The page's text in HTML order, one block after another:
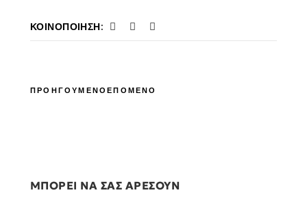
ΚΟΙΝΟΠΟΊΗΣΗ:
ΠΡΟΗΓΟΥΜΕΝΟΕΠΟΜΕΝΟ
ΜΠΟΡΕΙ ΝΑ ΣΑΣ ΑΡΕΣΟΥΝ